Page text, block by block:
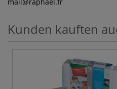
Kunden kauften